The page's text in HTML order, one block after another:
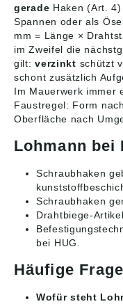
gerade Haken (Art.
Spannen oder als
mm = Länge ×
im Zweifel die
gilt:verzinkt schützt
schont zusätzlich
Im Mauerwerk immer
Faustregel: Form
Oberfläche nach
Lohmann bei
Schraubhaken
Schraubhaken
Drahtbiege-Artikel
bei HUG.
Häufige
Wofür steht